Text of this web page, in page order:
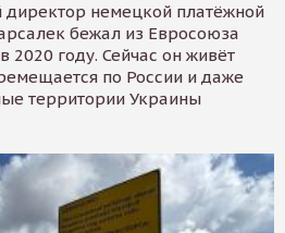
немецкой платёжной
бежал из Евросоюза
2020 году. Сейчас он живёт
по России и даже
территории Украины